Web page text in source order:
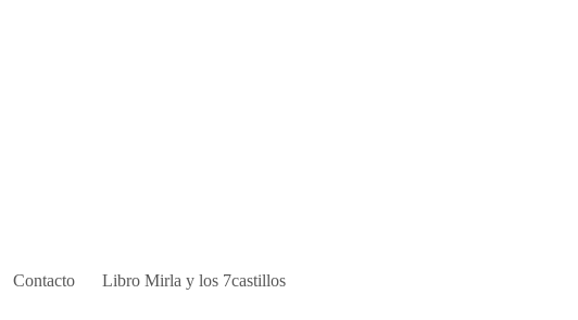
Contacto Libro Mirla y los 7castillos